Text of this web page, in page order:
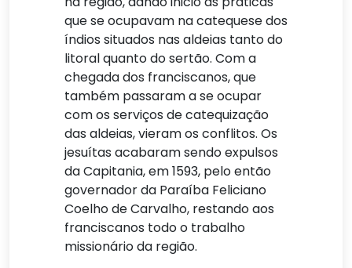
que se ocupavam na catequese dos
índios situados nas aldeias tanto do
litoral quanto do sertão. Com a
chegada dos franciscanos, que
também passaram a se ocupar
com os serviços de catequização
das aldeias, vieram os conflitos. Os
jesuítas acabaram sendo expulsos
da Capitania, em 1593, pelo então
governador da Paraíba Feliciano
Coelho de Carvalho, restando aos
franciscanos todo o trabalho
missionário da região.